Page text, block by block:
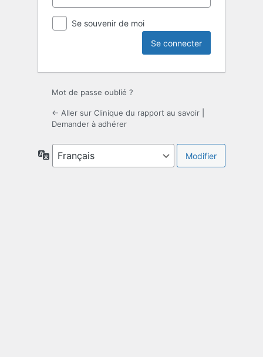
Se souvenir de moi
Mot de passe oublié ?
← Aller sur Clinique du rapport au savoir
Demander à adhérer
Langue